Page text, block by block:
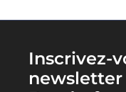
Inscrivez-
newsletter